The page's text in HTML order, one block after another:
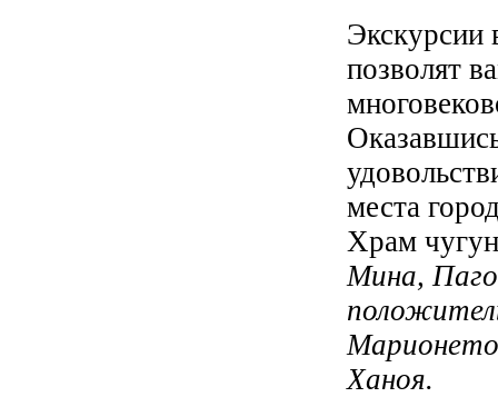
Экскурсии
позволят
места
Храм
Мина,
Ханоя.